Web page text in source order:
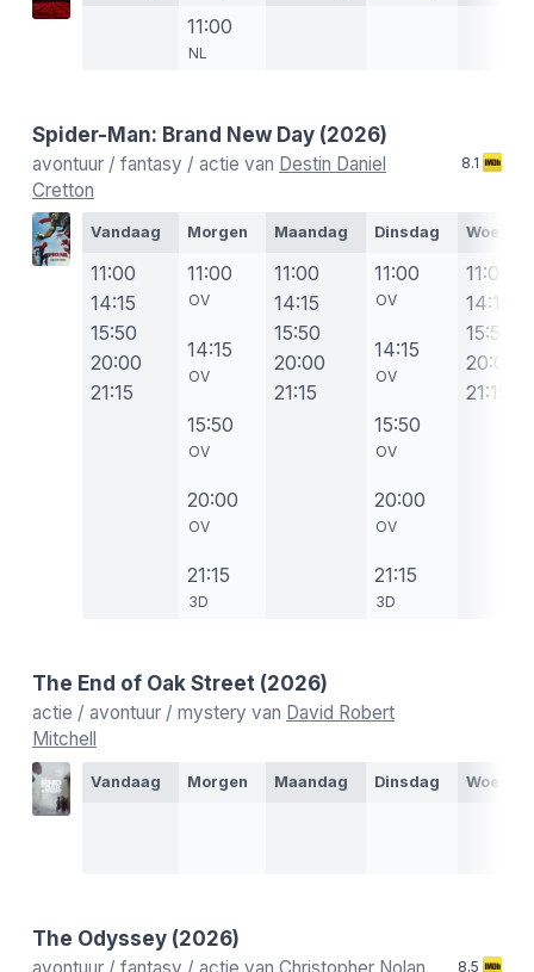
11:00
NL
Spider-Man: Brand New Day (2026)
avontuur / fantasy / actie van Destin Daniel
Cretton
8.1
Vandaag Morgen Maandag Dinsdag
11:00
14:15
15:50
20:00
21:15
11:00
OV
14:15
OV
15:50
OV
20:00
OV
21:15
3D
11:00
14:15
15:50
20:00
21:15
11:00
OV
14:15
OV
15:50
OV
20:00
OV
21:15
3D
11:00
14:15
15:50
20:00
21:15
The End of Oak Street (2026)
actie / avontuur / mystery van David Robert
Mitchell
Vandaag Morgen Maandag Dinsdag
The Odyssey (2026)
8.5